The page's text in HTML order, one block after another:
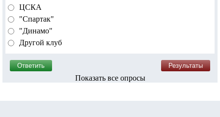
ЦСКА
"Спартак"
"Динамо"
Другой клуб
Показать все опросы